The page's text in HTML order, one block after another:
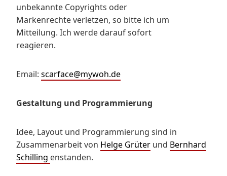
unbekannte Copyrights oder
Markenrechte verletzen, so bitte ich um
Mitteilung. Ich werde darauf sofort
reagieren.
Email: scarface@mywoh.de
Gestaltung und Programmierung
Idee, Layout und Programmierung sind in
Zusammenarbeit von Helge Grüter und Bernhard
Schilling enstanden.